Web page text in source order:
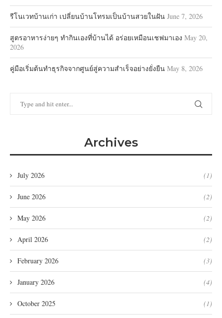
รีโนเวทบ้านเก่า เปลี่ยนบ้านโทรมเป็นบ้านสวยในฝัน June 7, 2026
สูตรอาหารง่ายๆ ทำกินเองที่บ้านได้ อร่อยเหมือนเชฟมาเอง May 20,
2026
คู่มือเริ่มต้นทำธุรกิจจากศูนย์สู่ความสำเร็จอย่างยั่งยืน May 8, 2026
Archives
July 2026 (1)
June 2026 (2)
May 2026 (2)
April 2026 (2)
February 2026 (3)
January 2026 (4)
October 2025 (1)